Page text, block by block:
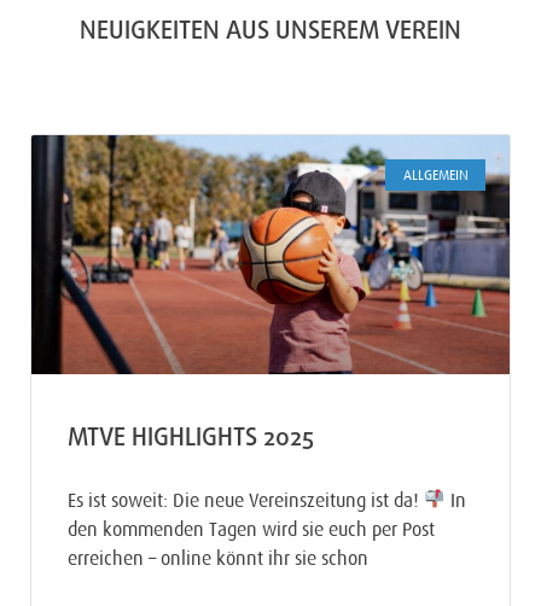
NEUIGKEITEN AUS UNSEREM VEREIN
ALLGEMEIN
MTVE HIGHLIGHTS 2025
Es ist soweit: Die neue Vereinszeitung ist da!
In
den kommenden Tagen wird sie euch per Post
erreichen – online könnt ihr sie schon